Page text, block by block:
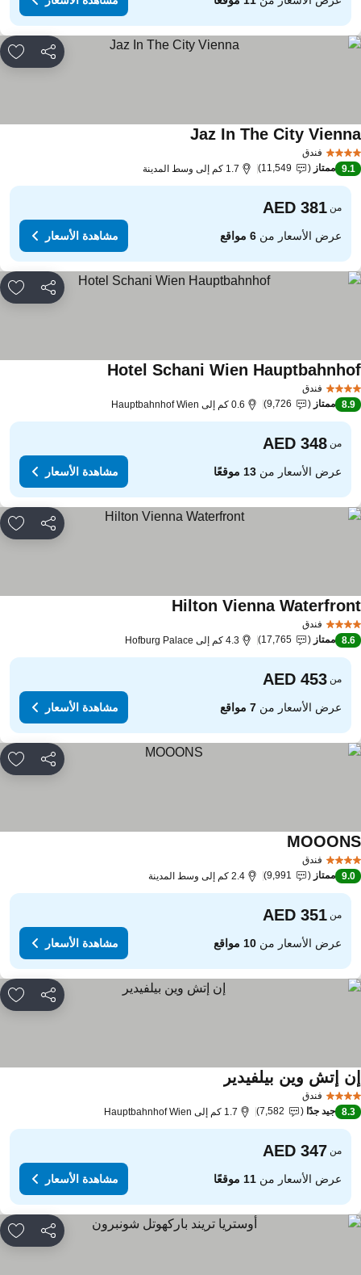
مشاركة
فندق
Jaz In The Cityمشاهدة الأسعار
9.1 ممتاز 11,549 1.7 كم إلى وسط المدينة
من
عرض الأسعار من6 مواقع مشاهدة الأسعار
مشاركة
فندق
Hotel Schani Wienمشاهدة الأسعار
8.9 ممتاز 9,726 0.6 كم إلى Hauptbahnhof Wien
من
عرض الأسعار من13 موقعًا مشاهدة الأسعار
مشاركة
فندق
Hilton Viennaمشاهدة الأسعار
8.6 ممتاز 17,765 4.3 كم إلى Hofburg Palace
من
عرض الأسعار من7 مواقع مشاهدة الأسعار
مشاركة
فندق
مشاهدة الأسعار
9.0 ممتاز 9,991 2.4 كم إلى وسط المدينة
من
عرض الأسعار من10 مواقع مشاهدة الأسعار
مشاركة
فندق
إتش وين بيلفيديرمشاهدة الأسعار
8.3 جيد جدًا 7,582 1.7 كم إلى Hauptbahnhof Wien
من
عرض الأسعار من11 موقعًا مشاهدة الأسعار
مشاركة